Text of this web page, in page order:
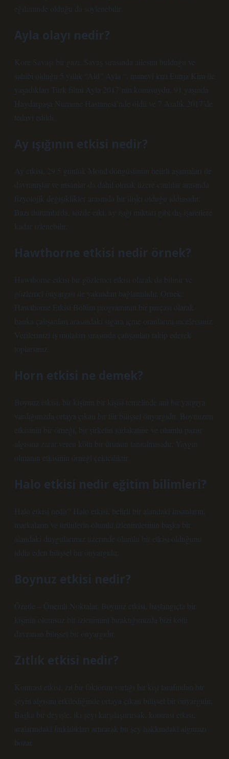
eğiliminde olduğu da söylenebilir.
Ayla olayı nedir?
Kore Savaşı bir gazi. Savaş sırasında ailesini bulduğu ve
sahibi olduğu 5 yıllık “Ald” Ayla “, manevi kızı Eunja Kim ile
yaşadıkları Türk filmi Ayla 2017’nin konusuydu. 91 yaşında
Haydarpaşa Numune Hastanesi’nde öldü ve 7 Aralık 2017’de
tedavi edildi.
Ay ışığının etkisi nedir?
Ay etkisi, 29.5 günlük Mond döngüsünün belirli aşamaları ile
davranışlar ve insanlar da dahil olmak üzere canlılar arasında
fizyolojik değişiklikler arasında bir ilişki olduğu iddiasıdır.
Bazı durumlarda, sözde etki, ay ışığı miktarı gibi dış işaretlere
kadar izlenebilir.
Hawthorne etkisi nedir örnek?
Hawthorne etkisi bir gözlemci etkisi olarak da bilinir ve
gözlemci önyargısı ile yakından bağlantılıdır. Örnek:
Hawthorne Etkisi Bölüm programının bir parçası olarak
banka çalışanları arasındaki sigara içme oranlarını incelersiniz.
Verilerinizi iş molaları sırasında çalışanları takip ederek
toplarsınız.
Horn etkisi ne demek?
Boynuz etkisi, bir kişinin bir kişisi temelinde ani bir yargıya
vardığınızda ortaya çıkan bir tür bilişsel önyargıdır. Boynuzun
etkisinin bir örneği, bir şirketin sadakatine ve olumlu pazar
algısına zarar veren kötü bir ürünün tanıtılmasıdır. Yaygın
olmanın etkisinin örneği çekiciliktir.
Halo etkisi nedir eğitim bilimleri?
Halo etkisi nedir? Halo etkisi, belirli bir alandaki insanların,
markaların ve ürünlerin olumlu izlenimlerinin başka bir
alandaki duygularımız üzerinde olumlu bir etkisi olduğunu
iddia eden bilişsel bir önyargıdır.
Boynuz etkisi nedir?
Özetle – Önemli Noktalar. Boynuz etkisi, başlangıçta bir
kişinin olumsuz bir izlenimini bıraktığımızda bizi kötü
davranan bilişsel bir önyargıdır.
Zıtlık etkisi nedir?
Kontrast etkisi, zıt bir faktörün varlığı bir kişi tarafından bir
şeyin algısını etkilediğinde ortaya çıkan bilişsel bir önyargıdır.
Başka bir deyişle, iki şeyi karşılaştırırsak, kontrast etkisi,
aralarındaki farklılıkları artırarak bu şey hakkındaki algımızı
bozar.